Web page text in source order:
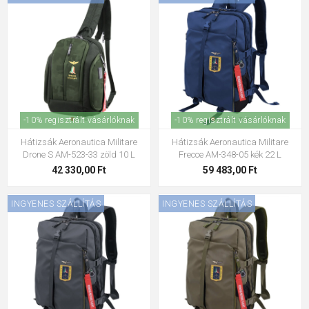
-10% regisztrált vásárlóknak
Hátizsák Aeronautica Militare
Drone S AM-523-33 zöld 10 L
42 330,00 Ft
-10% regisztrált vásárlóknak
Hátizsák Aeronautica Militare
Frecce AM-348-05 kék 22 L
59 483,00 Ft
INGYENES SZÁLLÍTÁS INGYENES SZÁLLÍTÁS